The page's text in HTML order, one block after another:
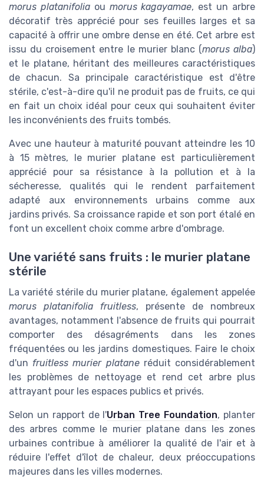
morus platanifoliaou morus kagayamae, est un arbre
décoratif très apprécié pour ses feuilles larges et sa
capacité à offrir une ombre dense en été. Cet arbre est
issu du croisement entre le murier blanc (morus alba)
et le platane, héritant des meilleures caractéristiques
de chacun. Sa principale caractéristique est d'être
stérile, c'est-à-dire qu'il ne produit pas de fruits, ce qui
en fait un choix idéal pour ceux qui souhaitent éviter
les inconvénients des fruits tombés.
Avec une hauteur à maturité pouvant atteindre les 10
à 15 mètres, le murier platane est particulièrement
apprécié pour sa résistance à la pollution et à la
sécheresse, qualités qui le rendent parfaitement
adapté aux environnements urbains comme aux
jardins privés. Sa croissance rapide et son port étalé en
font un excellent choix comme arbre d'ombrage.
Une variété sans fruits : le murier platane
stérile
La variété stérile du murier platane, également appelée
morus platanifolia fruitless, présente de nombreux
avantages, notamment l'absence de fruits qui pourrait
comporter des désagréments dans les zones
fréquentées ou les jardins domestiques. Faire le choix
d'un fruitless murier plataneréduit considérablement
les problèmes de nettoyage et rend cet arbre plus
attrayant pour les espaces publics et privés.
Selon un rapport de l'Urban Tree Foundation, planter
des arbres comme le murier platane dans les zones
urbaines contribue à améliorer la qualité de l'air et à
réduire l'effet d'îlot de chaleur, deux préoccupations
majeures dans les villes modernes.